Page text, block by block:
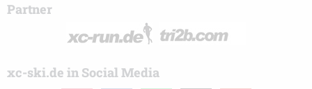
Partner
xc-ski.de in Social Media